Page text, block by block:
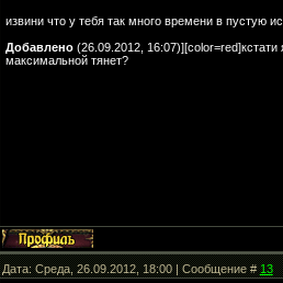
извини что у тебя так много времени в пустую
Добавлено(26.09.2012,
максимальной тянет?
Дата: Среда, 26.09.2012, 18:00 | Сообщение #13